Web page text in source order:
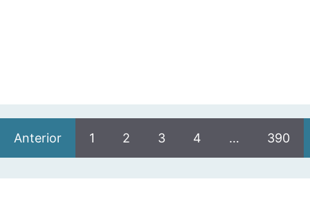
Anterior 1 2 3 4 … 390